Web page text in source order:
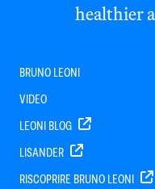
healthier
BRUNO LEONI
VIDEO
LEONI BLOG
LISANDER
RISCOPRIRE BRUNO LEONI